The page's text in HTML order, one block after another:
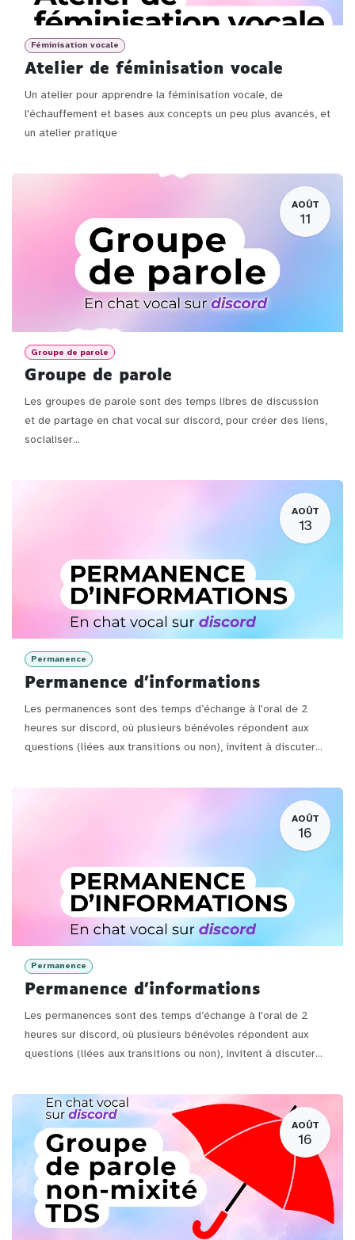
Féminisation vocale
Atelier de féminisation vocale
Un atelier pour apprendre la féminisation vocale, de
l'échauffement et bases aux concepts un peu plus avancés, et
un atelier pratique
AOÛT
11
Groupe de parole
Groupe de parole
Les groupes de parole sont des temps libres de discussion
et de partage en chat vocal sur discord, pour créer des liens,
socialiser...
AOÛT
13
Permanence
Permanence d'informations
Les permanences sont des temps d’échange à l'oral de 2
heures sur discord, où plusieurs bénévoles répondent aux
questions (liées aux transitions ou non), invitent à discuter...
AOÛT
16
Permanence
Permanence d'informations
Les permanences sont des temps d’échange à l'oral de 2
heures sur discord, où plusieurs bénévoles répondent aux
questions (liées aux transitions ou non), invitent à discuter...
AOÛT
16